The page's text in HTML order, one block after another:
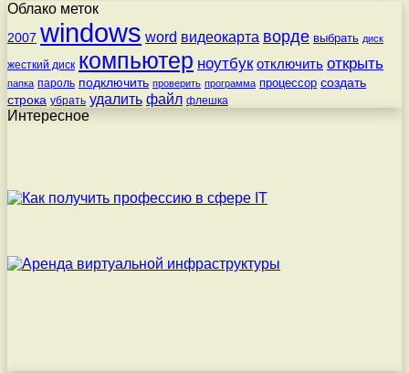
Облако меток
2007 windows word видеокарта ворде выбрать диск
жесткий диск компьютер ноутбук отключить открыть
папка пароль подключить проверить программа процессор создать
строка убрать удалить файл флешка
Интересное